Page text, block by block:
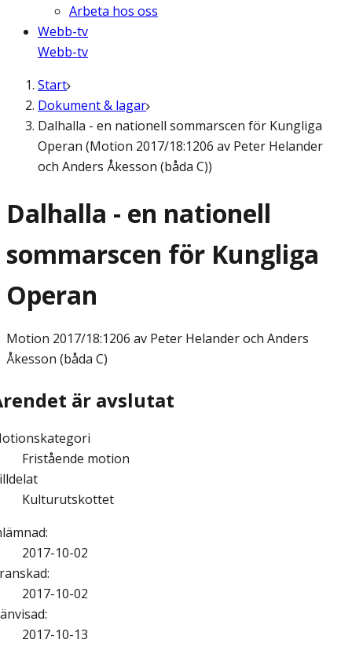
Arbeta hos oss
Webb-tv
Webb-tv
Start
Dokument & lagar
Dalhalla - en nationell sommarscen för Kungliga
Operan (Motion 2017/18:1206 av Peter Helander
och Anders Åkesson (båda C))
Dalhalla - en nationell
sommarscen för Kungliga
Operan
Motion 2017/18:1206 av Peter Helander och Anders
Åkesson (båda C)
är avslutat
Fristående motion
Kulturutskottet
:
2017-10-02
:
2017-10-02
:
2017-10-13